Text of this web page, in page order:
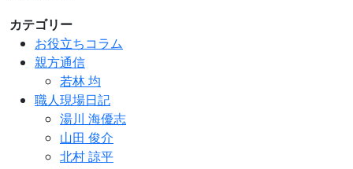
カテゴリー
お役立ちコラム
親方通信
若林 均
職人現場日記
湯川 海優志
山田 俊介
北村 諒平